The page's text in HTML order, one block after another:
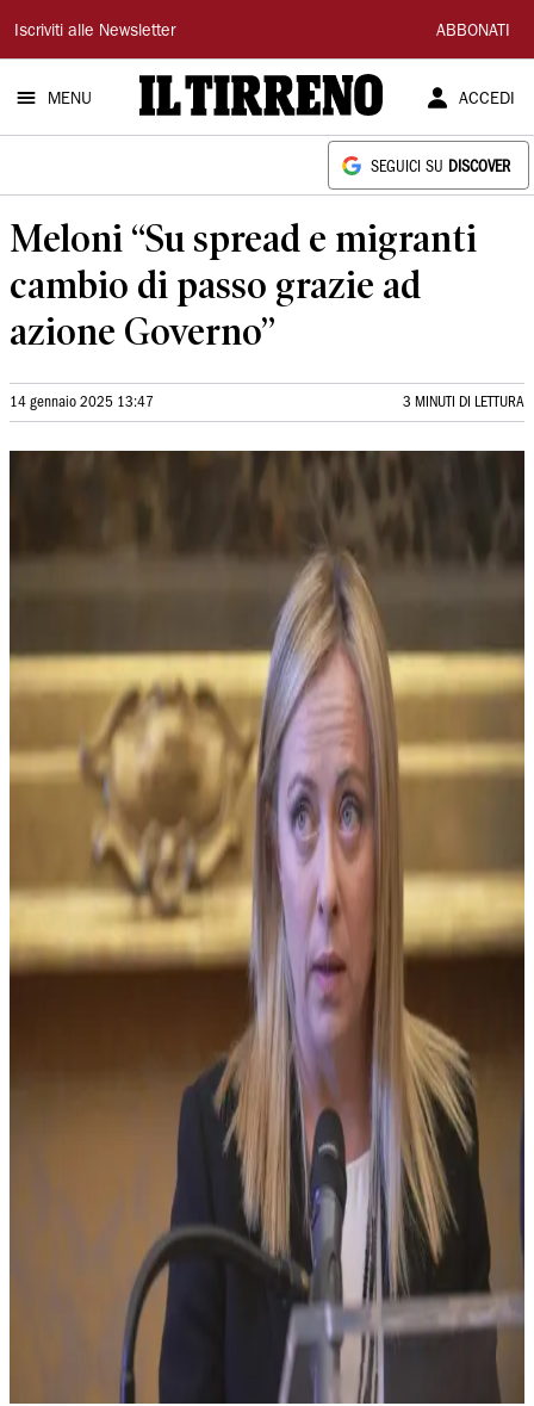
Il
Tirreno
Iscriviti alle Newsletter ABBONATI
MENU ACCEDI
SEGUICI SU DISCOVER
Meloni “Su spread e migranti
cambio di passo grazie ad
azione Governo”
14 gennaio 2025 13:47 3 MINUTI DI LETTURA